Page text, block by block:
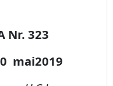
Nr. 323
mai2019